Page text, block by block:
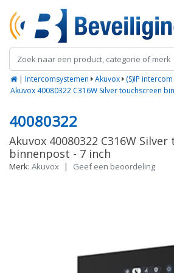
| Intercomsystemen Akuvox (S)IP intercom
Akuvox 40080322 C316W Silver touchscreen
40080322
Akuvox 40080322 C316W
binnenpost - 7 inch
Merk: Akuvox | Geef een beoordeling